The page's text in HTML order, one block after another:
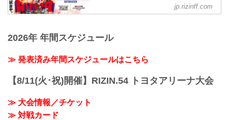
第9試合／那須川天心vs.3人 スペシャル
マッチ
那須川天心vs.3人 スペシャルマッチ特別
HIROYA、所...
阪にて開催を予定しておりましたYogibo
（日）へ延期となりました。（ご購入の
チケットは延期日程にそのままご利用に
開催日延期に伴うチケットの払戻しに関
jp.rizinff.com
2026年 年間スケジュール
≫ 発表済み年間スケジュールはこちら
【8/11(火･祝)開催】RIZIN.54 トヨタアリーナ大会
≫ 大会情報／チケット
≫ 対戦カード